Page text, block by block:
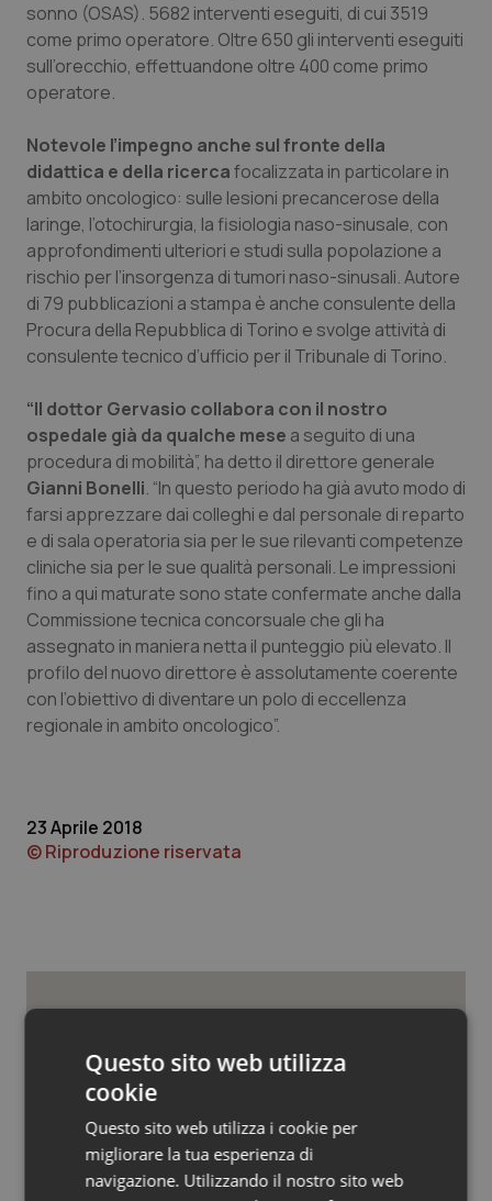
Liguria
Lombardia
Marche
Molise
Piemonte
Provincia Autonoma di Bolzano
Provincia Autonoma di Trento
Puglia
Sardegna
Sicilia
Toscana
Umbria
Valle D’Aosta
Disturbi dell’umore
Dolore
Donna & Salute
Epatiti
HIV
Infezioni & Febbre
Ipertensione & Scompenso
Malattie rare
Malattia di Crohn & Rettocolite Ulcerosa
Neuroscienze & patologie neurodegenerative
Obesità
Oftalmologia
Oncodermatologia
Oncologia & Nutrizione
Quotidiano Oncologia
Rene & patologie urogenitali
sonno (OSAS). 5682 interventi eseguiti, di cui 3519
come primo operatore. Oltre 650 gli interventi eseguiti
sull’orecchio, effettuandone oltre 400 come primo
operatore.
Notevole l’impegno anche sul fronte della
didattica e della ricercafocalizzata in particolare in
ambito oncologico: sulle lesioni precancerose della
laringe, l’otochirurgia, la fisiologia naso-sinusale, con
approfondimenti ulteriori e studi sulla popolazione a
rischio per l’insorgenza di tumori naso-sinusali. Autore
di 79 pubblicazioni a stampa è anche consulente della
Procura della Repubblica di Torino e svolge attività di
consulente tecnico d’ufficio per il Tribunale di Torino.
“Il dottor Gervasio collabora con il nostro
ospedale già da qualche mese a seguito di una
procedura di mobilità”, ha detto il direttore generale
Gianni Bonelli. “In questo periodo ha già avuto modo di
farsi apprezzare dai colleghi e dal personale di reparto
e di sala operatoria sia per le sue rilevanti competenze
cliniche sia per le sue qualità personali. Le impressioni
fino a qui maturate sono state confermate anche dalla
Commissione tecnica concorsuale che gli ha
assegnato in maniera netta il punteggio più elevato. Il
profilo del nuovo direttore è assolutamente coerente
con l’obiettivo di diventare un polo di eccellenza
regionale in ambito oncologico”.
23 Aprile 2018
© Riproduzione riservata
Piemonte
Cresce la ricerca in Emilia-Romagna:
nel 2025 condotti 1.530 studi, il
numero più alto degli ultimi cinque
anni
Questo sito web utilizza
cookie
Questo sito web utilizza i cookie per
migliorare la tua esperienza di
navigazione. Utilizzando il nostro sito web